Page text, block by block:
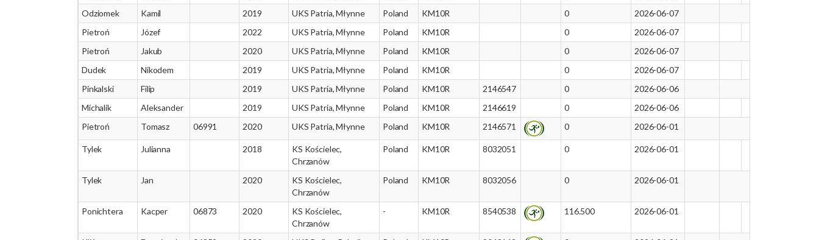
Odziomek
Kamil 2019 UKS Patria, Młynne Poland KM10R 0
2026-06-07
Pietroń
Józef 2022 UKS Patria, Młynne Poland KM10R 0
2026-06-07
Pietroń
Jakub 2020 UKS Patria, Młynne Poland KM10R 0
2026-06-07
Dudek
Nikodem 2019 UKS Patria, Młynne Poland KM10R 0
2026-06-07
Pinkalski
Filip 2019 UKS Patria, Młynne Poland KM10R 2146547 0
2026-06-06
Michalik
Aleksander 2019 UKS Patria, Młynne Poland KM10R 2146619 0
2026-06-06
Pietroń
Tomasz 06991 2020 UKS Patria, Młynne Poland KM10R 2146571 0 2026-06-01
Tylek Julianna 2018
KS Kościelec,
Chrzanów
Poland KM10R 8032051 0 2026-06-01
Tylek Jan 2020
KS Kościelec,
Chrzanów
Poland KM10R 8032056 0 2026-06-01
Ponichtera Kacper 06873 2020
KS Kościelec,
Chrzanów
- KM10R 8540538 116.500 2026-06-01